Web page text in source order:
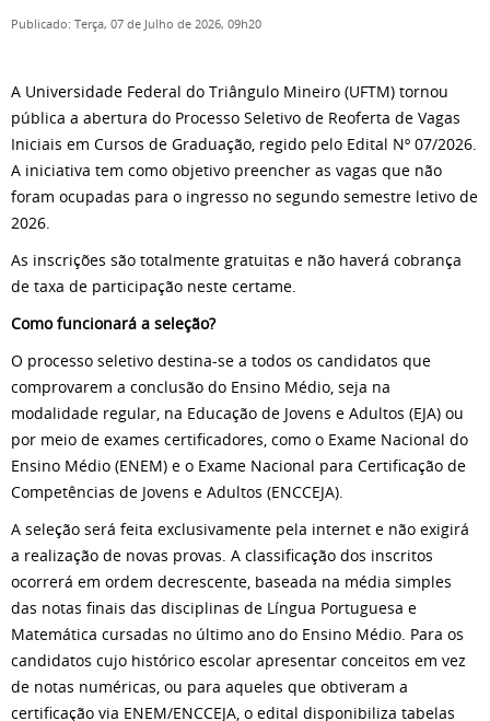
Publicado: Terça, 07 de Julho de 2026, 09h20
A Universidade Federal do Triângulo Mineiro (UFTM) tornou
pública a abertura do Processo Seletivo de Reoferta de Vagas
Iniciais em Cursos de Graduação, regido pelo Edital Nº 07/2026.
A iniciativa tem como objetivo preencher as vagas que não
foram ocupadas para o ingresso no segundo semestre letivo de
2026.
As inscrições são totalmente gratuitas e não haverá cobrança
de taxa de participação neste certame.
Como funcionará a seleção?
O processo seletivo destina-se a todos os candidatos que
comprovarem a conclusão do Ensino Médio, seja na
modalidade regular, na Educação de Jovens e Adultos (EJA) ou
por meio de exames certificadores, como o Exame Nacional do
Ensino Médio (ENEM) e o Exame Nacional para Certificação de
Competências de Jovens e Adultos (ENCCEJA).
A seleção será feita exclusivamente pela internet e não exigirá
a realização de novas provas. A classificação dos inscritos
ocorrerá em ordem decrescente, baseada na média simples
das notas finais das disciplinas de Língua Portuguesa e
Matemática cursadas no último ano do Ensino Médio. Para os
candidatos cujo histórico escolar apresentar conceitos em vez
de notas numéricas, ou para aqueles que obtiveram a
certificação via ENEM/ENCCEJA, o edital disponibiliza tabelas